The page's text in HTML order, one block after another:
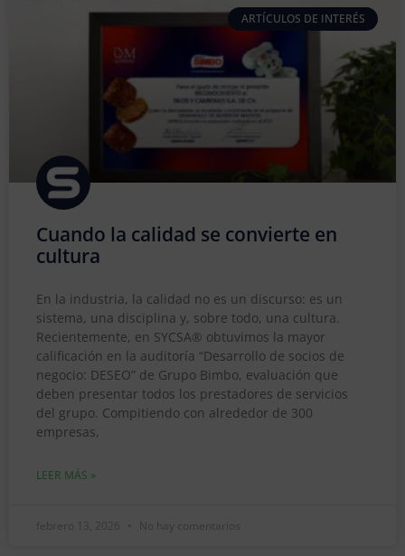
ARTÍCULOS DE INTERÉS
Cuando la calidad se convierte en
cultura
En la industria, la calidad no es un discurso: es un
sistema, una disciplina y, sobre todo, una cultura.
Recientemente, en SYCSA® obtuvimos la mayor
calificación en la auditoría “Desarrollo de socios de
negocio: DESEO” de Grupo Bimbo, evaluación que
deben presentar todos los prestadores de servicios
del grupo. Compitiendo con alrededor de 300
empresas,
LEER MÁS »
febrero 13, 2026 No hay comentarios